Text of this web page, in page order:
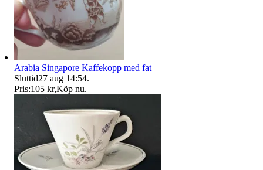
Arabia Singapore Kaffekopp med fat
Sluttid27 aug 14:54.
Pris:105 kr,Köp nu.